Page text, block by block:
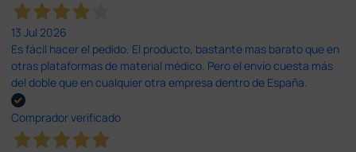
13 Jul 2026
Es fácil hacer el pedido. El producto, bastante mas barato que en
otras plataformas de material médico. Pero el envío cuesta más
del doble que en cualquier otra empresa dentro de España.
Comprador verificado